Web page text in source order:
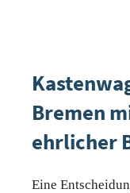
Bremen
ehrlicher
Eine